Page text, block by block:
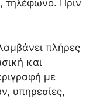
τηλέφωνο. Πριν
πλήρες
και
με
υπηρεσίες,